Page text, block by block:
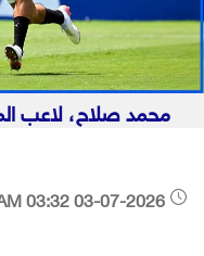
محمد صلاح، لاعب